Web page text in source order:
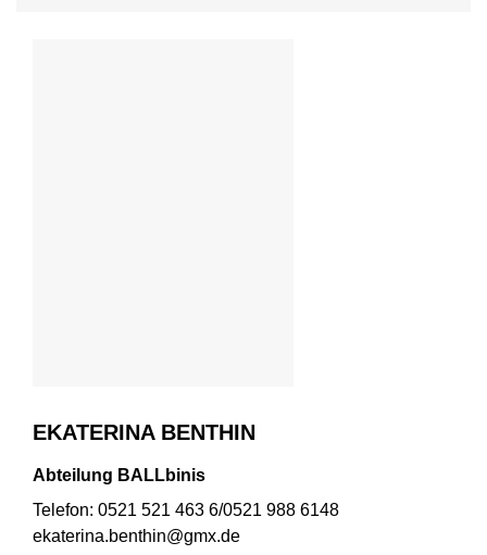
EKATERINA BENTHIN
Abteilung BALLbinis
Telefon: 0521 521 463 6/0521 988 6148
ekaterina.benthin@gmx.de